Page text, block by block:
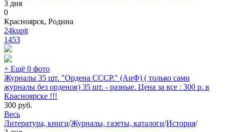
3 дня
0
Красноярск, Родина
24kupit
1453
+ Ещё 0 фото
Журналы 35 шт. "Ордена СССР." (АиФ) ( только сами
журналы без орденов) 35 шт. - разные. Цена за все : 300 р. в
Красноярске !!!
300 руб.
Весь
Литература, книги/Журналы, газеты, каталоги/История/